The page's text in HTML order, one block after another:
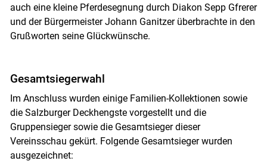
auch eine kleine Pferdesegnung durch Diakon Sepp Gfrerer
und der Bürgermeister Johann Ganitzer überbrachte in den
Grußworten seine Glückwünsche.
Gesamtsiegerwahl
Im Anschluss wurden einige Familien-Kollektionen sowie
die Salzburger Deckhengste vorgestellt und die
Gruppensieger sowie die Gesamtsieger dieser
Vereinsschau gekürt. Folgende Gesamtsieger wurden
ausgezeichnet: